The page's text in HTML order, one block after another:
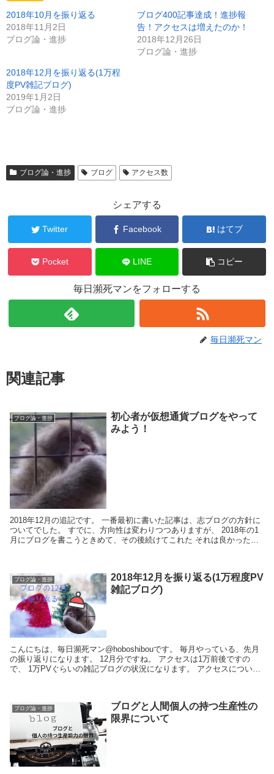
2018年10月を振り返る
2018年11月2日
ブログ論・進捗
ブログ400記事達成！進捗報
告！アクセスは増えたのか！
2018年12月26日
ブログ論・進捗
2018年12月を振り返る(1万程
度PV雑記ブログ)
2019年1月2日
ブログ論・進捗
ブログ論・進捗 ブログ アクセス数
シェアする
Twitter Facebook はてブ
Pocket LINE コピー
毎日瀕死マンをフォローする
毎日瀕死マン
関連記事
ブログ論・進捗
初心者が仮想通貨ブログをやって
みよう！
2018年12月の追記です。 一番最初に書いた記事は、志ブログの方針に
ついてでした。 すでに、方向性は変わりつつありますが、 2018年の1
月にブログを書こうときめて、その後続けてこれた それは良かったと
ブログ論・進捗
2018年12月を振り返る(1万程度PV
雑記ブログ)
こんにちは、毎日瀕死マン@hoboshibouです。 毎月やっている、先月
の振り返りになります。 12月分ですね。 アクセスは1万前後ですの
で、 1万PVぐらいの雑記ブログの状況になります。 アクセスについて
ブログ論・進捗
ブログと人間個人の持つ生産性の
限界について